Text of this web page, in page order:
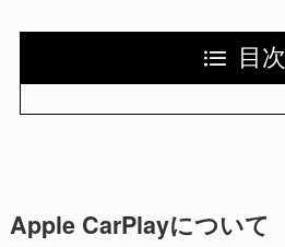
目次
Apple CarPlayについて